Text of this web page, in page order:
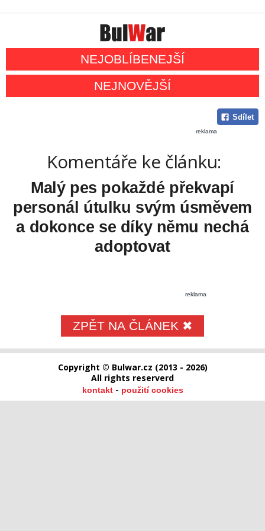
NEJOBLÍBENEJŠÍ
NEJNOVĚJŠÍ
Sdílet
reklama
Komentáře ke článku:
Malý pes pokaždé překvapí
personál útulku svým úsměvem
a dokonce se díky němu nechá
adoptovat
reklama
ZPĚT NA ČLÁNEK ✖
Copyright © Bulwar.cz (2013 - 2026)
All rights reserverd
kontakt- použití cookies